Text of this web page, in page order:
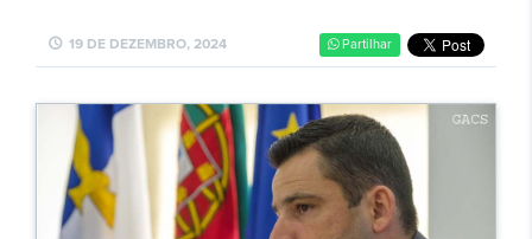
schedule 19 DE DEZEMBRO, 2024 Partilhar